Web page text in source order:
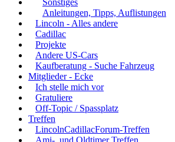
Sonstiges
Anleitungen, Tipps, Auflistungen
Lincoln - Alles andere
Cadillac
Projekte
Andere US-Cars
Kaufberatung - Suche Fahrzeug
Mitglieder - Ecke
Ich stelle mich vor
Gratuliere
Off-Topic / Spassplatz
Treffen
LincolnCadillacForum-Treffen